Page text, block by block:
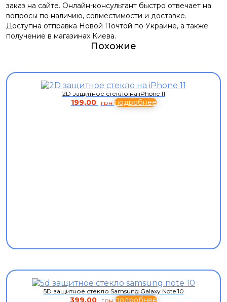
заказ на сайте. Онлайн-консультант быстро отвечает на
вопросы по наличию, совместимости и доставке.
Доступна отправка Новой Почтой по Украине, а также
получение в магазинах Киева.
Похожие
2D защитное стекло на iPhone 11
199,00 грн подробнее
5D защитное стекло Samsung Galaxy Note 10
399,00 грн подробнее